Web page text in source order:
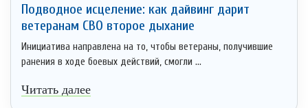
Подводное исцеление: как дайвинг дарит
ветеранам СВО второе дыхание
Инициатива направлена на то, чтобы ветераны, получившие
ранения в ходе боевых действий, смогли ...
Читать далее